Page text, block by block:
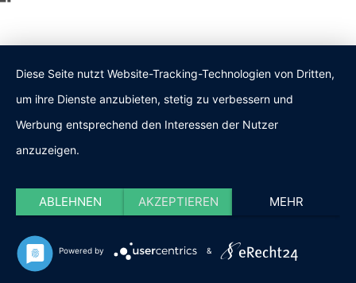
Diese Seite nutzt Website-Tracking-Technologien von Dritten,
um ihre Dienste anzubieten, stetig zu verbessern und
Werbung entsprechend den Interessen der Nutzer
anzuzeigen.
ABLEHNEN AKZEPTIEREN MEHR
Powered by &